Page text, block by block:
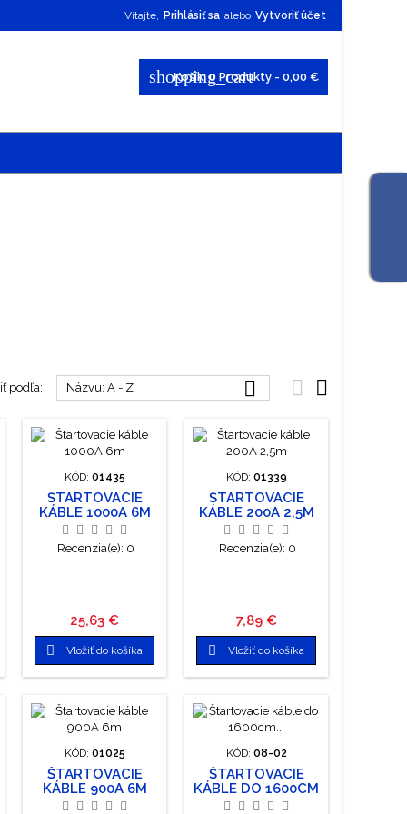
Vitajte, Prihlásiť sa alebo Vytvoriť účet
shopping_cart
Košík: 0 Produkty - 0,00 €
podľa: Názvu: A - Z   
KÓD: 01435
ŠTARTOVACIE
KÁBLE 1000A 6M
Recenzia(e): 0
Cena
25,63 €
 Vložiť do košíka
KÓD: 01339
ŠTARTOVACIE
KÁBLE 200A 2,5M
Recenzia(e): 0
Cena
7,89 €
 Vložiť do košíka
KÓD: 01025
ŠTARTOVACIE
KÁBLE 900A 6M
KÓD: 08-02
ŠTARTOVACIE
KÁBLE DO 1600CM
3,2X 2,5M